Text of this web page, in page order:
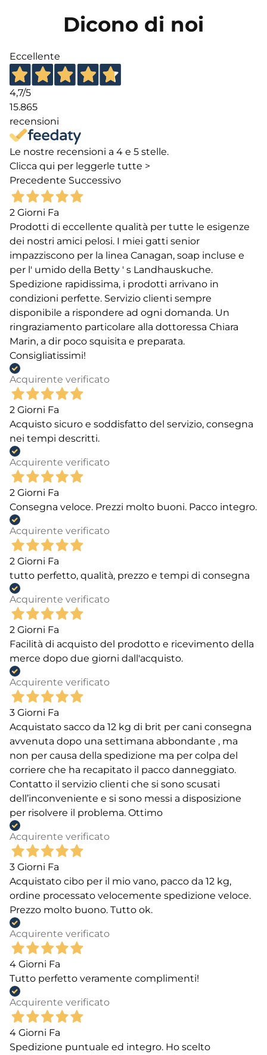
Dicono di noi
Eccellente
4,7/5
15.865
recensioni
Le nostre recensioni a 4 e 5 stelle.
Clicca qui per leggerle tutte >
Precedente Successivo
2 Giorni Fa
Prodotti di eccellente qualità per tutte le esigenze
dei nostri amici pelosi. I miei gatti senior
impazziscono per la linea Canagan, soap incluse e
per l' umido della Betty ' s Landhauskuche.
Spedizione rapidissima, i prodotti arrivano in
condizioni perfette. Servizio clienti sempre
disponibile a rispondere ad ogni domanda. Un
ringraziamento particolare alla dottoressa Chiara
Marin, a dir poco squisita e preparata.
Consigliatissimi!
Acquirente verificato
2 Giorni Fa
Acquisto sicuro e soddisfatto del servizio, consegna
nei tempi descritti.
Acquirente verificato
2 Giorni Fa
Consegna veloce. Prezzi molto buoni. Pacco integro.
Acquirente verificato
2 Giorni Fa
tutto perfetto, qualità, prezzo e tempi di consegna
Acquirente verificato
2 Giorni Fa
Facilità di acquisto del prodotto e ricevimento della
merce dopo due giorni dall'acquisto.
Acquirente verificato
3 Giorni Fa
Acquistato sacco da 12 kg di brit per cani consegna
avvenuta dopo una settimana abbondante , ma
non per causa della spedizione ma per colpa del
corriere che ha recapitato il pacco danneggiato.
Contatto il servizio clienti che si sono scusati
dell’inconveniente e si sono messi a disposizione
per risolvere il problema. Ottimo
Acquirente verificato
3 Giorni Fa
Acquistato cibo per il mio vano, pacco da 12 kg,
ordine processato velocemente spedizione veloce.
Prezzo molto buono. Tutto ok.
Acquirente verificato
4 Giorni Fa
Tutto perfetto veramente complimenti!
Acquirente verificato
4 Giorni Fa
Spedizione puntuale ed integro. Ho scelto